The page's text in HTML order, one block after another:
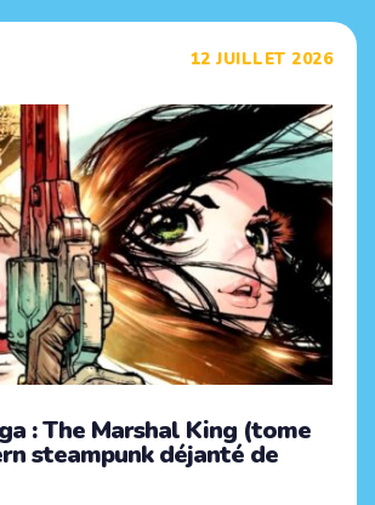
12 JUILLET 2026
: The Marshal King (tome
steampunk déjanté de